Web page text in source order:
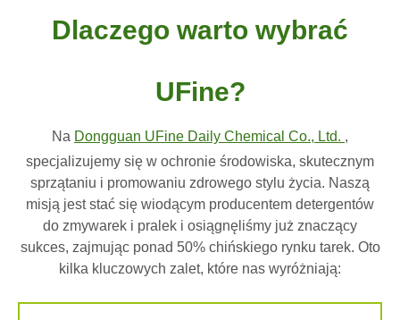
Dlaczego warto wybrać
UFine?
Na Dongguan UFine Daily Chemical Co., Ltd. ,
specjalizujemy się w ochronie środowiska, skutecznym
sprzątaniu i promowaniu zdrowego stylu życia. Naszą
misją jest stać się wiodącym producentem detergentów
do zmywarek i pralek i osiągnęliśmy już znaczący
sukces, zajmując ponad 50% chińskiego rynku tarek. Oto
kilka kluczowych zalet, które nas wyróżniają: